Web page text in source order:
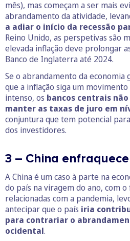
mês), mas começam a ser mais
abrandamento da atividade,
a adiar o início da recessão
Reino Unido, as perspetivas são
elevada inflação deve prolongar
Banco de Inglaterra até 2024.
Se o abrandamento da economia
que a inflação siga um
intenso, os bancos centrais
manter as taxas de juro em
conjuntura que tem potencial
dos investidores.
3 – China enfraquece
A China é um caso à parte na
do país na viragem do ano, com
relacionadas com a pandemia,
antecipar que o país iria
para contrariar o
ocidental.